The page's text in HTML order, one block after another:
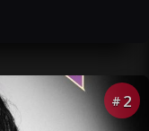
# 2